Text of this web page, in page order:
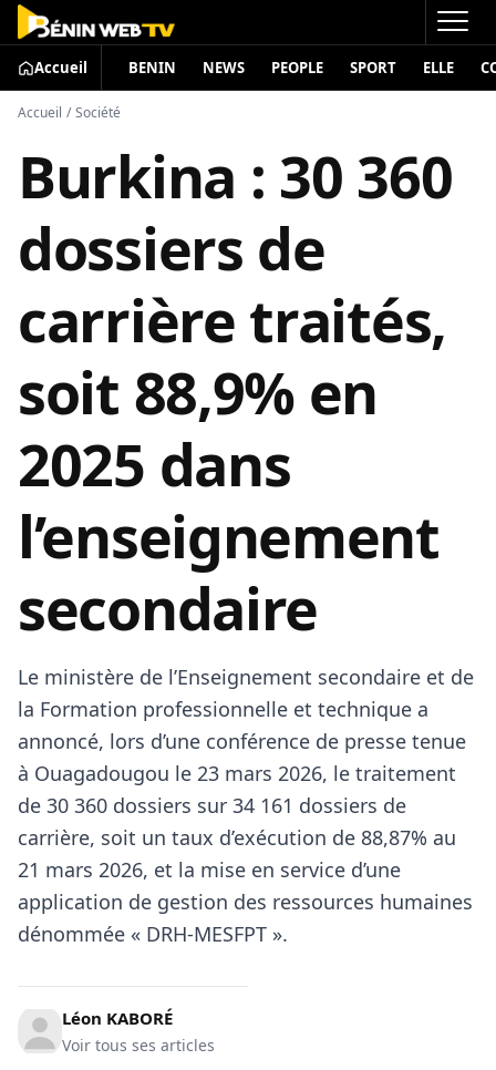
Accueil BENIN NEWS PEOPLE SPORT ELLE
Accueil / Société
Burkina : 30 360
dossiers de
carrière traités,
soit 88,9% en
2025 dans
l’enseignement
secondaire
Le ministère de l’Enseignement secondaire et de
la Formation professionnelle et technique a
annoncé, lors d’une conférence de presse tenue
à Ouagadougou le 23 mars 2026, le traitement
de 30 360 dossiers sur 34 161 dossiers de
carrière, soit un taux d’exécution de 88,87% au
21 mars 2026, et la mise en service d’une
application de gestion des ressources humaines
dénommée « DRH‑MESFPT ».
Léon KABORÉ
Voir tous ses articles